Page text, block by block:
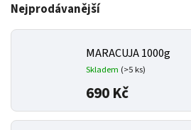
Nejprodávanější
MARACUJA 1000g
Skladem (>5 ks)
690 Kč